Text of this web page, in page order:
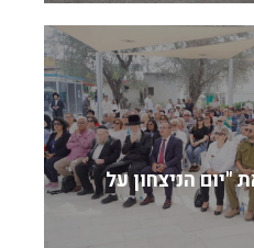
"יום הניצחון על